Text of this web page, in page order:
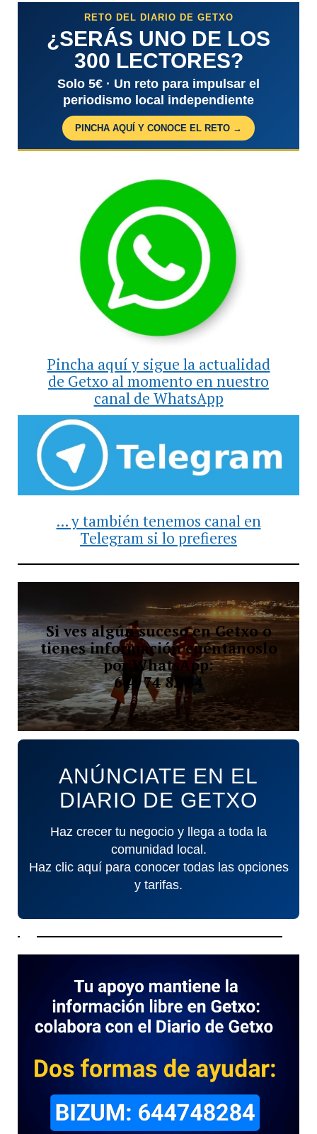
RETO DEL DIARIO DE GETXO
¿SERÁS UNO DE LOS
300 LECTORES?
Solo 5€ · Un reto para impulsar el
periodismo local independiente
PINCHA AQUÍ Y CONOCE EL RETO →
Pincha aquí y sigue la actualidad
de Getxo al momento en nuestro
canal de WhatsApp
... y también tenemos canal en
Telegram si lo prefieres
Si ves algún suceso en Getxo o
tienes información cuéntanoslo
por WhatsApp:
644 74 82 84
ANÚNCIATE EN EL
DIARIO DE GETXO
Haz crecer tu negocio y llega a toda la
comunidad local.
Haz clic aquí para conocer todas las opciones
y tarifas.